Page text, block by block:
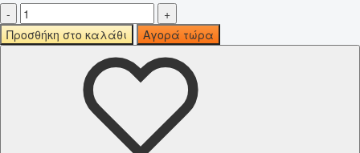
-
+
Προσθήκη στο καλάθι
Αγορά τώρα